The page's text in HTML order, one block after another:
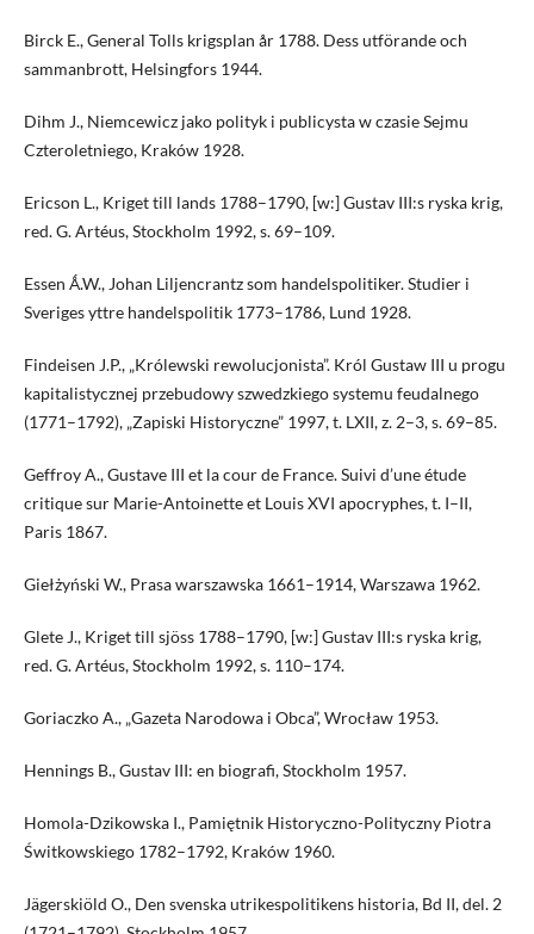
Birck E., General Tolls krigsplan år 1788. Dess utförande och
sammanbrott, Helsingfors 1944.
Dihm J., Niemcewicz jako polityk i publicysta w czasie Sejmu
Czteroletniego, Kraków 1928.
Ericson L., Kriget till lands 1788–1790, [w:] Gustav III:s ryska krig,
red. G. Artéus, Stockholm 1992, s. 69–109.
Essen Ǻ.W., Johan Liljencrantz som handelspolitiker. Studier i
Sveriges yttre handelspolitik 1773–1786, Lund 1928.
Findeisen J.P., „Królewski rewolucjonista”. Król Gustaw III u progu
kapitalistycznej przebudowy szwedzkiego systemu feudalnego
(1771–1792), „Zapiski Historyczne” 1997, t. LXII, z. 2–3, s. 69–85.
Geffroy A., Gustave III et la cour de France. Suivi d’une étude
critique sur Marie-Antoinette et Louis XVI apocryphes, t. I–II,
Paris 1867.
Giełżyński W., Prasa warszawska 1661–1914, Warszawa 1962.
Glete J., Kriget till sjöss 1788–1790, [w:] Gustav III:s ryska krig,
red. G. Artéus, Stockholm 1992, s. 110–174.
Goriaczko A., „Gazeta Narodowa i Obca”, Wrocław 1953.
Hennings B., Gustav III: en biografi, Stockholm 1957.
Homola-Dzikowska I., Pamiętnik Historyczno-Polityczny Piotra
Świtkowskiego 1782–1792, Kraków 1960.
Jägerskiöld O., Den svenska utrikespolitikens historia, Bd II, del. 2